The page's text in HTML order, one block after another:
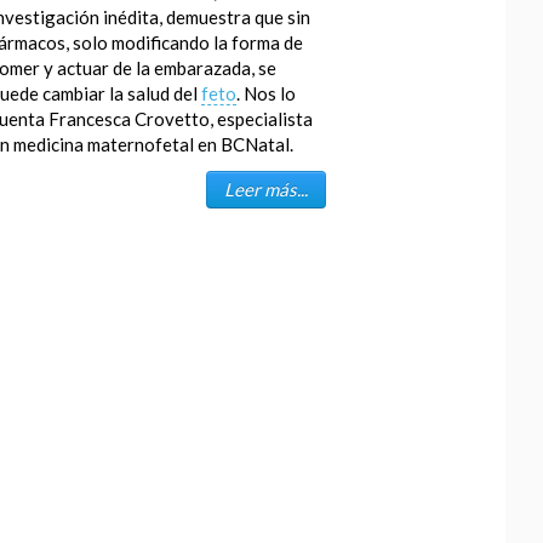
inédita, demuestra que sin
solo modificando la forma de
y actuar de la embarazada, se
cambiar la salud delfeto. Nos lo
Francesca Crovetto, especialista
medicina maternofetal en BCNatal.
Leer más...